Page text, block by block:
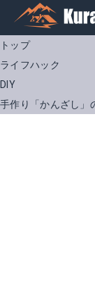
トップ
ライフハック
DIY
手作り「かんざし」